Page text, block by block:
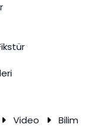
Video
Bilim